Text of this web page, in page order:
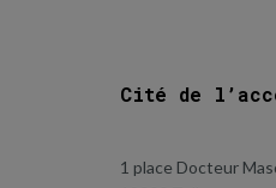
Cité de
1 place Docteur